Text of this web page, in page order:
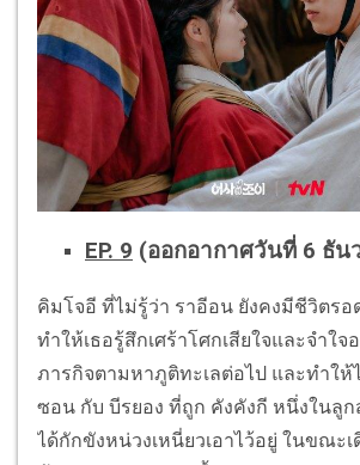
EP. 9 (ออกอากาศวันที่ 6 ธัน
คิมโจอี ที่ไม่รู้ว่า ราอีอน ยังคงมีชีวิตร
ทำให้เธอรู้สึกเศร้าโศกเสียใจและจำใจ
ภารกิจตามหาภูติทะเลต่อไป และทำให้
ซอน กับ บีรยอง ที่ถูก คังคังกี หนึ่งในลู
ได้กักขังหน่วงเหนี่ยวเอาไว้อยู่ ในขณะ